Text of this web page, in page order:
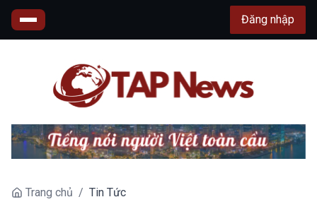
Đăng nhập
Trang chủ / Tin Tức